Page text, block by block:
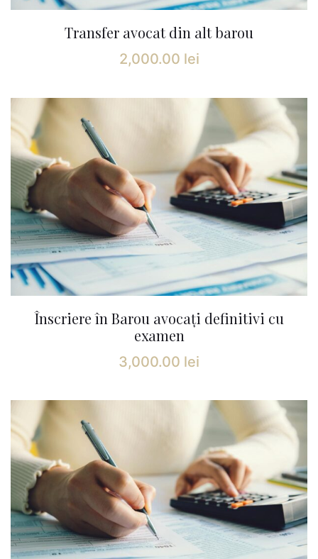
Transfer avocat din alt barou
2,000.00 lei
Înscriere în Barou avocați definitivi cu
examen
3,000.00 lei